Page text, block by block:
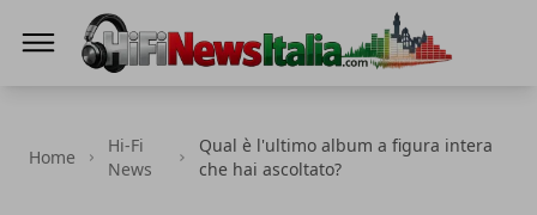
Home
Hi-Fi
News
Qual è l'ultimo album a figura intera
che hai ascoltato?